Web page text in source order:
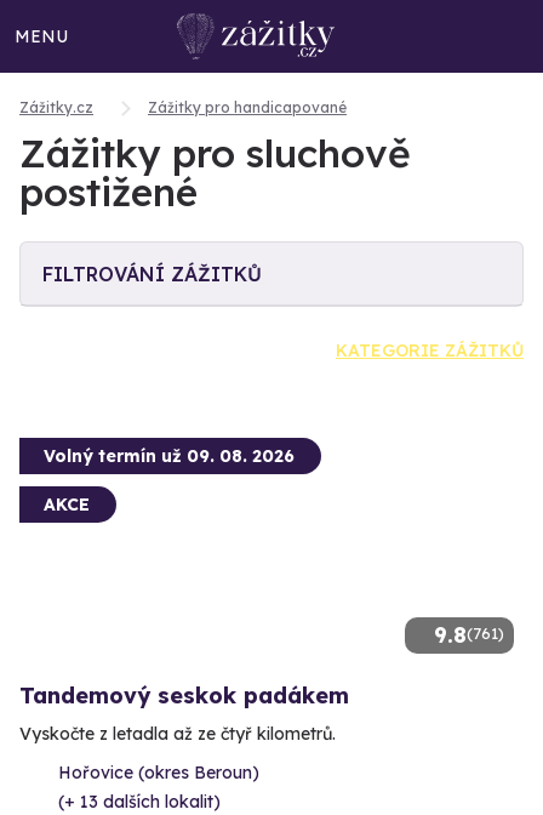
MENU
Zážitky.cz Zážitky pro handicapované
Zážitky pro sluchově
postižené
FILTROVÁNÍ ZÁŽITKŮ
KATEGORIE ZÁŽITKŮ
9.8(761)
Volný termín už 09. 08. 2026
AKCE
Tandemový seskok padákem
Vyskočte z letadla až ze čtyř kilometrů.
Hořovice (okres Beroun)
(+ 13 dalších lokalit)